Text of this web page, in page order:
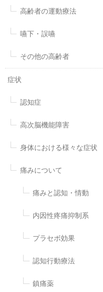
高齢者の運動療法
嚥下・誤嚥
その他の高齢者
症状
認知症
高次脳機能障害
身体における様々な症状
痛みについて
痛みと認知・情動
内因性疼痛抑制系
プラセボ効果
認知行動療法
鎮痛薬